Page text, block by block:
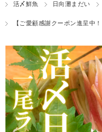
活〆鮮魚 日向灘まだい
【ご愛顧感謝クーポン進呈中！